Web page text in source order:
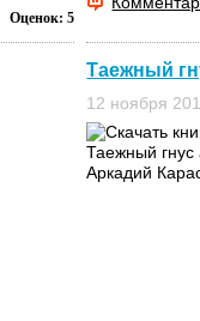
Оценок: 5
Таежный
12 ноября